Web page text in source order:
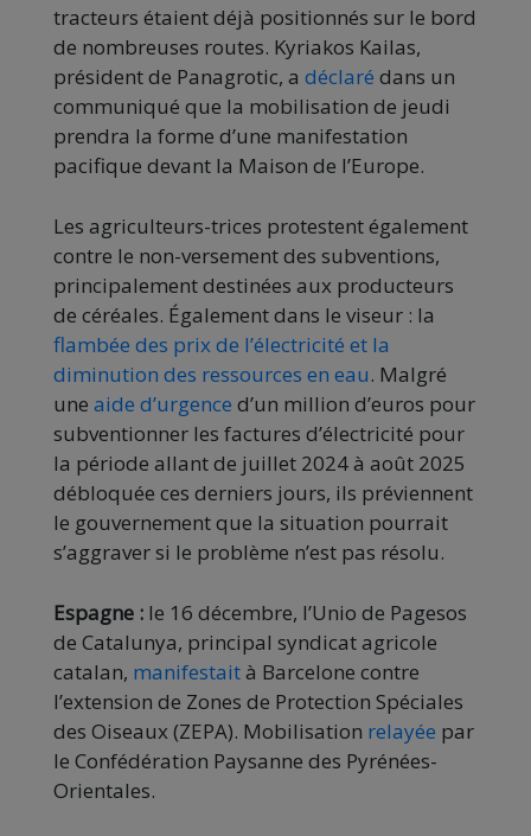
tracteurs étaient déjà positionnés sur le bord
de nombreuses routes. Kyriakos Kailas,
président de Panagrotic, a déclaré dans un
communiqué que la mobilisation de jeudi
prendra la forme d’une manifestation
pacifique devant la Maison de l’Europe.
Les agriculteurs-trices protestent également
contre le non-versement des subventions,
principalement destinées aux producteurs
de céréales. Également dans le viseur : la
flambée des prix de l’électricité et la
diminution des ressources en eau. Malgré
une aide d’urgence d’un million d’euros pour
subventionner les factures d’électricité pour
la période allant de juillet 2024 à août 2025
débloquée ces derniers jours, ils préviennent
le gouvernement que la situation pourrait
s’aggraver si le problème n’est pas résolu.
Espagne : le 16 décembre, l’Unio de Pagesos
de Catalunya, principal syndicat agricole
catalan, manifestaità Barcelone contre
l’extension de Zones de Protection Spéciales
des Oiseaux (ZEPA). Mobilisation relayée par
le Confédération Paysanne des Pyrénées-
Orientales.